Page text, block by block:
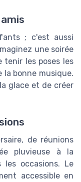
; c'est aussi
une soirée
les poses les
bonne musique.
glace et de créer
de réunions
pluvieuse à la
les occasions. Le
accessible en